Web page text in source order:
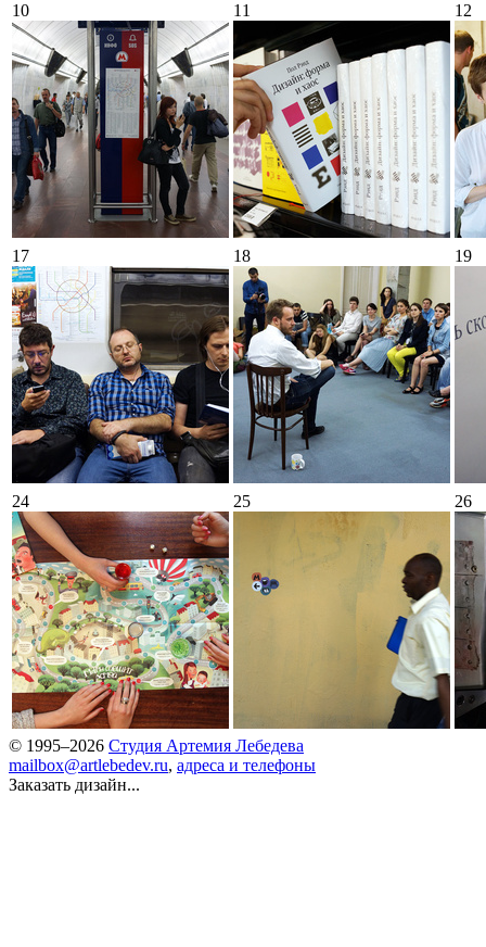
10 11 12
17 18 19
24 25 26
© 1995–2026 Студия Артемия Лебедева
mailbox@artlebedev.ru, адреса и телефоны
Заказать дизайн...